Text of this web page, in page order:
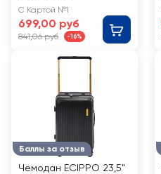
С Картой №1
699,00 руб
841,06 руб -16%
Баллы за отзыв
Чемодан ECIPPO 23,5"